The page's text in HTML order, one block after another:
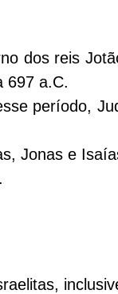
dos reis
a.C.
período,
Jonas e